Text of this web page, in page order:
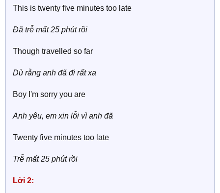
This is twenty five minutes too late
Đã trễ mất 25 phút rồi
Though travelled so far
Dù rằng anh đã đi rất xa
Boy I'm sorry you are
Anh yêu, em xin lỗi vì anh đã
Twenty five minutes too late
Trễ mất 25 phút rồi
Lời 2: